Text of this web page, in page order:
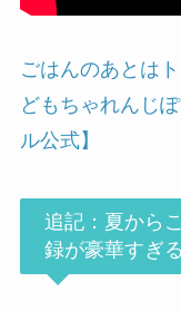
ごはんのあとは
どもちゃれんじ
ル公式】
追記：夏から
録が豪華すぎ